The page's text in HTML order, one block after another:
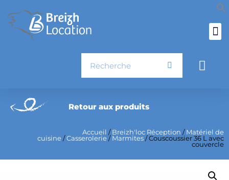
au
contenu
Retour aux produits
Accueil / Breizh'loc Réception / Matériel de
cuisine /Casserolerie / Marmites / Couscoussier 36 L avec
couvercle